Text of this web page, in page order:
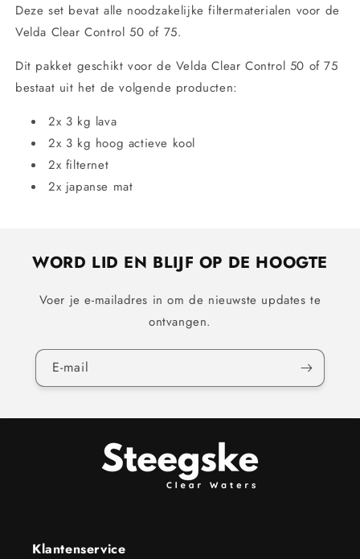
Deze set bevat alle noodzakelijke filtermaterialen voor de
Velda Clear Control 50 of 75.
Dit pakket geschikt voor de Velda Clear Control 50 of 75
bestaat uit het de volgende producten:
2x 3 kg lava
2x 3 kg hoog actieve kool
2x filternet
2x japanse mat
WORD LID EN BLIJF OP DE HOOGTE
Voer je e-mailadres in om de nieuwste updates te
ontvangen.
E‑mail
Klantenservice